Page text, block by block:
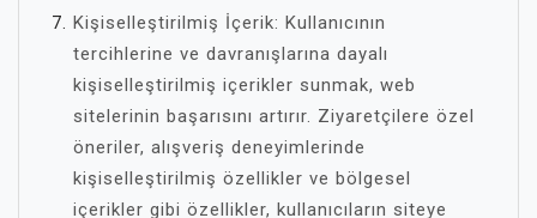
Kişiselleştirilmiş İçerik: Kullanıcının
tercihlerine ve davranışlarına dayalı
kişiselleştirilmiş içerikler sunmak, web
sitelerinin başarısını artırır. Ziyaretçilere özel
öneriler, alışveriş deneyimlerinde
kişiselleştirilmiş özellikler ve bölgesel
içerikler gibi özellikler, kullanıcıların siteye